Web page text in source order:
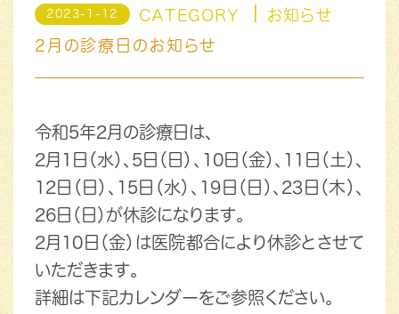
2023-1-12 CATEGORY
お知らせ
2月の診療日のお知らせ
令和5年2月の診療日は、
2月1日（水）、5日（日）、10日（金）、11日（土）、
12日（日）、15日（水）、19日（日）、23日（木）、
26日（日）が休診になります。
2月10日（金）は医院都合により休診とさせて
いただきます。
詳細は下記カレンダーをご参照ください。